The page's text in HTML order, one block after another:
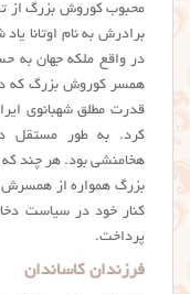
محبوب کوروش بزرگ از
در واقع ملکه جهان به
همسر کوروش بزرگ که در
قدرت مطلق شهبانوی
کرد. به طور مستقل
هخامنشی بود. هر چند که
بزرگ همواره از همسرش
کنار خود در سیاست
پرداخت.
فرزندان کاساندان